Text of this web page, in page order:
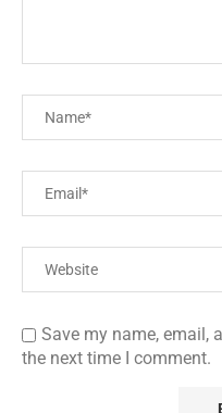
Save my name, email,
the next time I comment.